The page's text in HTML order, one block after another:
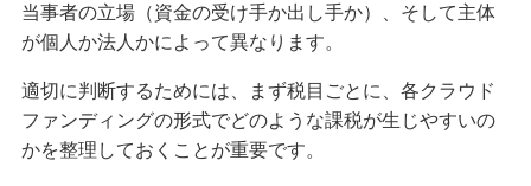
当事者の立場（資金の受け手か出し手か）、そして主体
が個人か法人かによって異なります。
適切に判断するためには、まず税目ごとに、各クラウド
ファンディングの形式でどのような課税が生じやすいの
かを整理しておくことが重要です。